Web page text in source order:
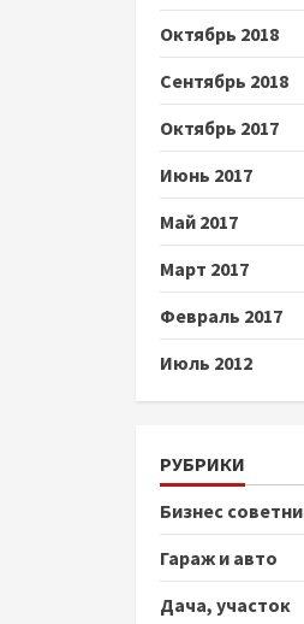
Октябрь 2018
Сентябрь 2018
Октябрь 2017
Июнь 2017
Май 2017
Март 2017
Февраль 2017
Июль 2012
РУБРИКИ
Бизнес
Гараж и авто
Дача, участок